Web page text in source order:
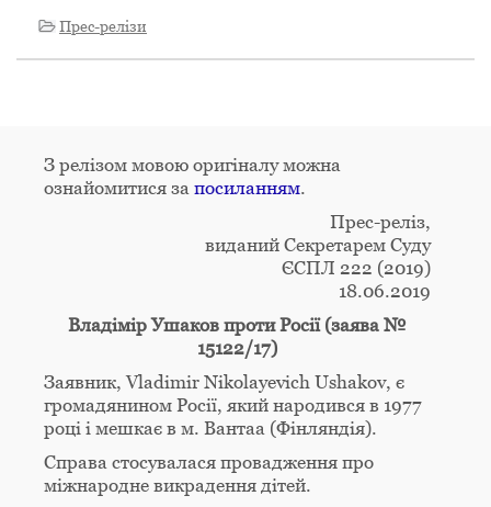
Прес-релізи
З релізом мовою оригіналу можна
ознайомитися за посиланням.
Прес-реліз,
виданий Секретарем Суду
ЄСПЛ 222 (2019)
18.06.2019
Владімір Ушаков проти Росії (заява №
15122/17)
Заявник, Vladimir Nikolayevich Ushakov, є
громадянином Росії, який народився в 1977
році і мешкає в м. Вантаа (Фінляндія).
Справа стосувалася провадження про
міжнародне викрадення дітей.